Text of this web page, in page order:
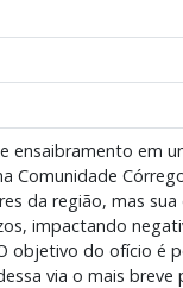
ensaibramento em
Comunidade
da região, mas
impactando
objetivo do ofício é
via o mais breve